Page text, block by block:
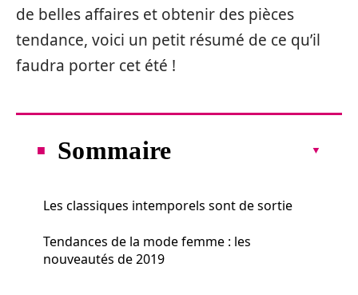
de belles affaires et obtenir des pièces
tendance, voici un petit résumé de ce qu’il
faudra porter cet été !
Sommaire
Les classiques intemporels sont de sortie
Tendances de la mode femme : les
nouveautés de 2019